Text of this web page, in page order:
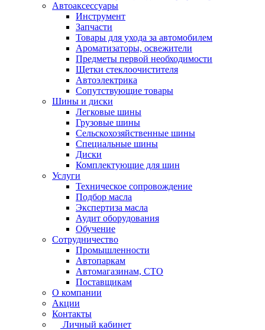
Автоаксессуары
Инструмент
Запчасти
Товары для ухода за автомобилем
Ароматизаторы, освежители
Предметы первой необходимости
Щетки стеклоочистителя
Автоэлектрика
Сопутствующие товары
Шины и диски
Легковые шины
Грузовые шины
Сельскохозяйственные шины
Специальные шины
Диски
Комплектующие для шин
Услуги
Техническое сопровождение
Подбор масла
Экспертиза масла
Аудит оборудования
Обучение
Сотрудничество
Промышленности
Автопаркам
Автомагазинам, СТО
Поставщикам
О компании
Акции
Контакты
Личный кабинет